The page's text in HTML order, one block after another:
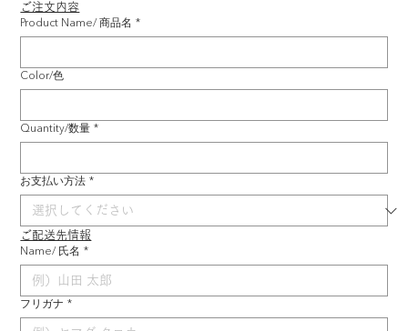
ご注文内容
Product Name/ 商品名 *
Color/色
Quantity/数量 *
お支払い方法 *
ご配送先情報
Name/ 氏名 *
フリガナ *